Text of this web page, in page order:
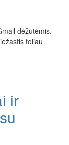
dėžutėmis.
toliau
ir